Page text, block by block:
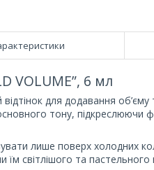
VOLUME”, 6 мл
для додавання
тону, підкреслюючи
лише поверх холодних
світлішого та пастельного